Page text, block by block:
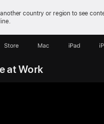
country or region to see
Store Mac iPad
at Work